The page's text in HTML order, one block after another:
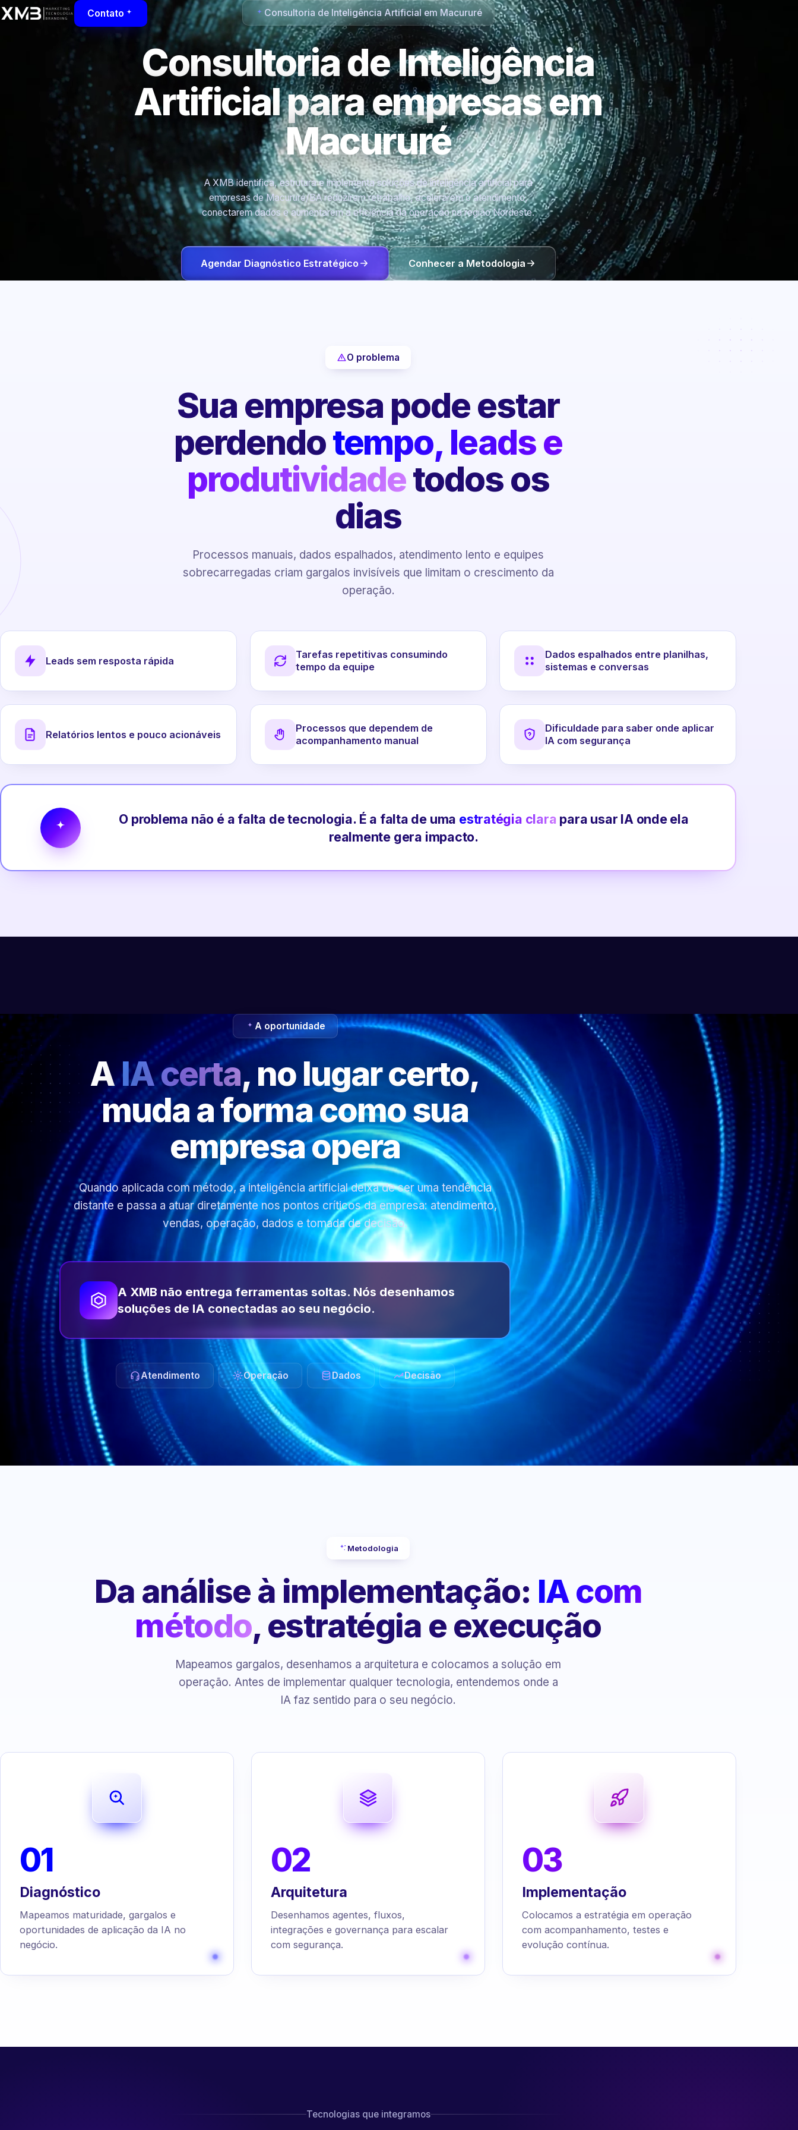
Contato Consultoria de Inteligência Artificial em Macururé
Consultoria de Inteligência
Artificial para empresas em
Macururé
A XMB identifica, estrutura e implementa soluções de inteligência artificial para
empresas de Macururé/BA reduzirem retrabalho, acelerarem o atendimento,
conectarem dados e aumentarem a eficiência da operação na região Nordeste.
Agendar Diagnóstico Estratégico Conhecer a Metodologia
O problema
Sua empresa pode estar
perdendotempo, leads e
produtividadetodos os
dias
Processos manuais, dados espalhados, atendimento lento e equipes
sobrecarregadas criam gargalos invisíveis que limitam o crescimento da
operação.
Leads sem resposta rápida
Tarefas repetitivas consumindo
tempo da equipe
Dados espalhados entre planilhas,
sistemas e conversas
Relatórios lentos e pouco acionáveis
Processos que dependem de
acompanhamento manual
Dificuldade para saber onde aplicar
IA com segurança
O problema não é a falta de tecnologia. É a falta de uma estratégia clara para usar IA onde ela
realmente gera impacto.
A oportunidade
AIA certa, no lugar certo,
muda a forma como sua
empresa opera
Quando aplicada com método, a inteligência artificial deixa de ser uma tendência
distante e passa a atuar diretamente nos pontos críticos da empresa: atendimento,
vendas, operação, dados e tomada de decisão.
A XMB não entrega ferramentas soltas. Nós desenhamos
soluções de IA conectadas ao seu negócio.
Atendimento Operação Dados Decisão
Metodologia
Da análise à implementação: IA com
método, estratégia e execução
Mapeamos gargalos, desenhamos a arquitetura e colocamos a solução em
operação. Antes de implementar qualquer tecnologia, entendemos onde a
IA faz sentido para o seu negócio.
01
Diagnóstico
Mapeamos maturidade, gargalos e
oportunidades de aplicação da IA no
negócio.
02
Arquitetura
Desenhamos agentes, fluxos,
integrações e governança para escalar
com segurança.
03
Implementação
Colocamos a estratégia em operação
com acompanhamento, testes e
evolução contínua.
Tecnologias que integramos